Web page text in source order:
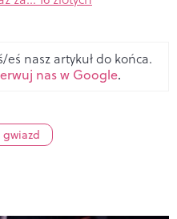
eś nasz artykuł do końca.
nas w Google.